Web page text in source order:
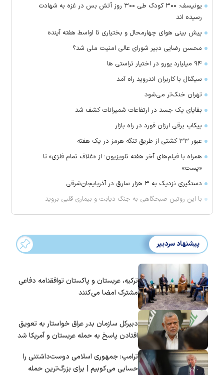
یونیسف: ۳۰۰ کودک طی ۳۰۰ روز آتش بس در غزه به شهادت
رسیده اند
پیش بینی هوای چهارمحال و بختیاری تا اواسط هفته آینده
محسن رضایی دبیر شورای عالی امنیت ملی شد؟
۹۴ میلیارد یورو در اختیار تراستی ها
سیگنال با کاربران اندروید راه آمد
تهران خنک‌تر می‌شود
بقایای یک جسد در ارتفاعات شمیرانات کشف شد
پیکاپ برقی ارزان فورد در راه بازار
عبور ۳۳ کشتی از طریق تنگه هرمز در یک هفته
همراه با فیلم‌های آخر هفته تلویزیون؛ از «غلاف تمام فلزی» تا
«پست»
دستگیری نزدیک به ۳ هزار سارق در آذربایجان‌شرقی
با این روتین صبحگاهی به جنگ دیابت و بیماری قلبی بروید
پیشنهاد سردبیر
ترکیه، عربستان و پاکستان توافقنامه دفاعی
مشترک امضا می‌کنند
دبیرکل سازمان بدر عراق خواستار به تعویق
افتادن پاسخ به حمله عربستان و آمریکا شد
ترامپ: جمهوری اسلامی دوست‌داشتنی را
حسابی می‌کوبیم | برای بزرگ‌ترین حمله